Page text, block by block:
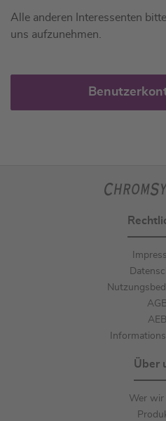
Alle anderen Interessenten
uns aufzunehmen.
AEB
Über
Wer wir